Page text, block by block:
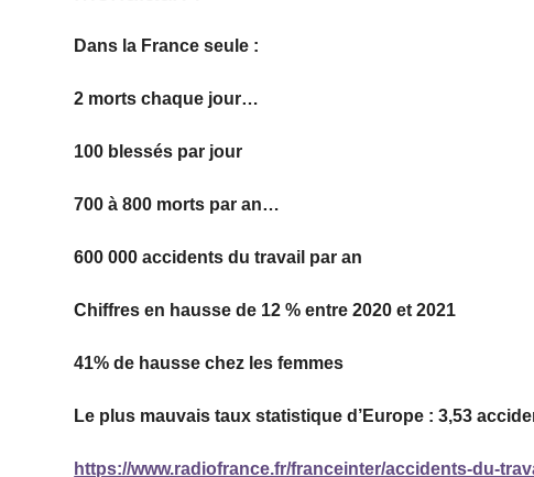
Dans la France seule :
2 morts chaque jour…
100 blessés par jour
700 à 800 morts par an…
600 000 accidents du travail par an
Chiffres en hausse de 12 % entre 2020 et 2021
41% de hausse chez les femmes
Le plus mauvais taux statistique d’Europe : 3,53
https://www.radiofrance.fr/franceinter/accidents-du-